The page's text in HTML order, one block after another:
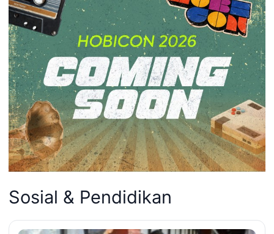
Sosial & Pendidikan